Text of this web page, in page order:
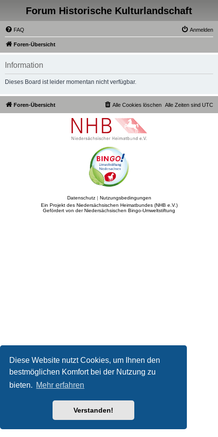
Diese Website nutzt Cookies, um Ihnen den
bestmöglichen Komfort bei der Nutzung zu
bieten. Mehr erfahren
Verstanden!
Forum Historische Kulturlandschaft
FAQ Anmelden
Foren-Übersicht
Information
Dieses Board ist leider momentan nicht verfügbar.
Foren-Übersicht Alle Zeiten sind UTC
Alle Cookies löschen
Datenschutz| Nutzungsbedingungen
Ein Projekt des Niedersächsischen Heimatbundes (NHB e.V.)
Gefördert von der Niedersächsischen Bingo-Umweltstiftung